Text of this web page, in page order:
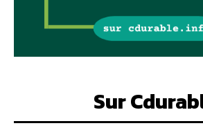
Sur